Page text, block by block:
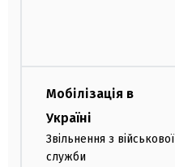
Мобілізація в
Україні
Звільнення з військової
служби